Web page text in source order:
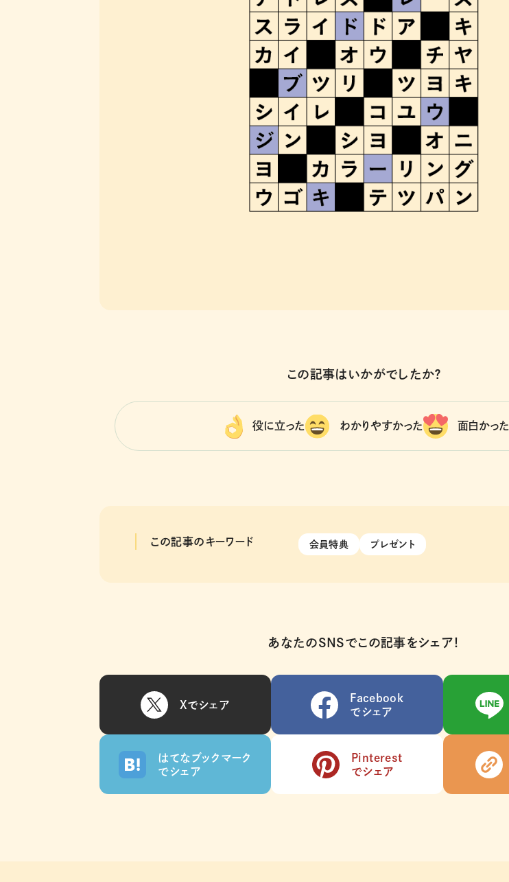
この記事はいかがでしたか？
役に立った わかりやすかった 面白かった
この記事のキーワード 会員特典 プレゼント
あなたのSNSでこの記事をシェア！
Xでシェア
Facebook
でシェア
はてなブックマーク
でシェア
Pinterest
でシェア